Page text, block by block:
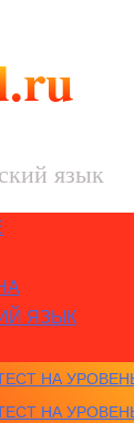
язык
ЯЗЫК
НА
НА